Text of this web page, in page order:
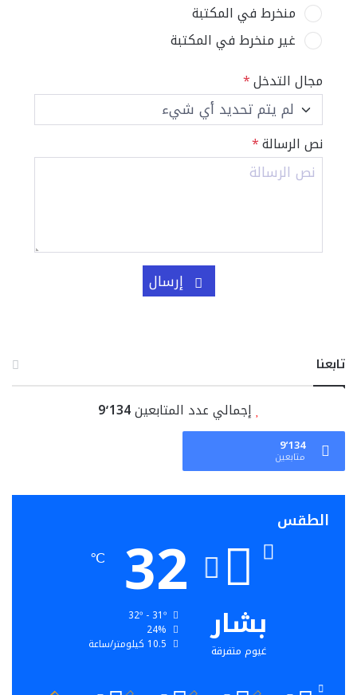
منخرط في المكتبة
غير منخرط في المكتبة
مجال التدخل*
نص الرسالة*
إرسال
تابعنا
إجمالي عدد المتابعين9٬134
9٬134
متابعين
الطقس
بشار
غيوم متفرقة
32
℃
24%
10.5 كيلومتر/ساعة